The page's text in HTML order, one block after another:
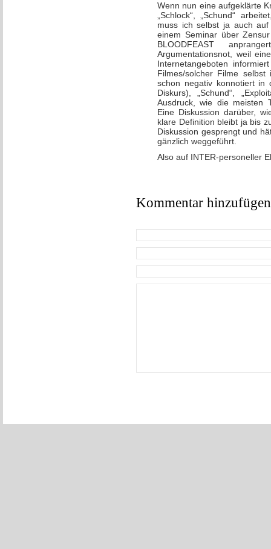
Wenn nun eine aufgeklärte
„Schlock“, „Schund“
muss ich selbst ja auch
einem Seminar über
BLOODFEAST
Argumentationsnot, weil
Internetangeboten
Filmes/solcher Filme
schon negativ konnotiert in
Diskurs), „Schund“,
Ausdruck, wie die meisten
Eine Diskussion darüber,
klare Definition bleibt ja bis
Diskussion gesprengt und
gänzlich weggeführt.
Also auf INTER-personeller
Kommentar hinzufügen